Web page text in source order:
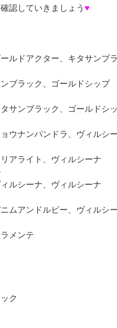
認していきましょう♥
ルドアクター、キタサンブ
ブラック、ゴールドシップ
サンブラック、ゴールドシ
ウナンパンドラ、ヴィルシ
アライト、ヴィルシーナ
ルシーナ、ヴィルシーナ
ムアンドルビー、ヴィルシ
メンテ
ク